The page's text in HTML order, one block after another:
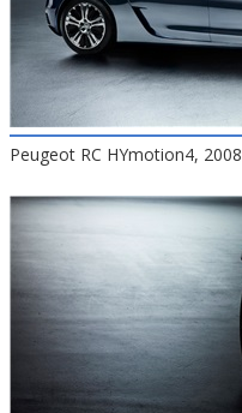
Peugeot RC HYmotion4, 2008